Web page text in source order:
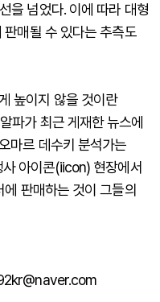
을 넘었다. 이에 따라 대형
매될 수 있다는 추측도
높이지 않을 것이란
파가 최근 게재한 뉴스에
마르 데수키 분석가는
아이콘(iicon) 현장에서
판매하는 것이 그들의